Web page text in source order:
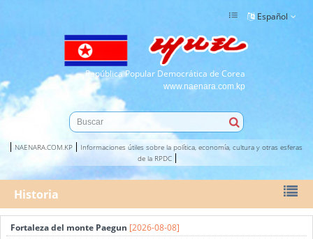
República Popular Democrática de Corea
www.naenara.com.kp
Español
NAENARA.COM.KP
Informaciones útiles sobre la política, economía, cultura y otras esferas
de la RPDC
Historia
Fortaleza del monte Paegun [2026-08-08]